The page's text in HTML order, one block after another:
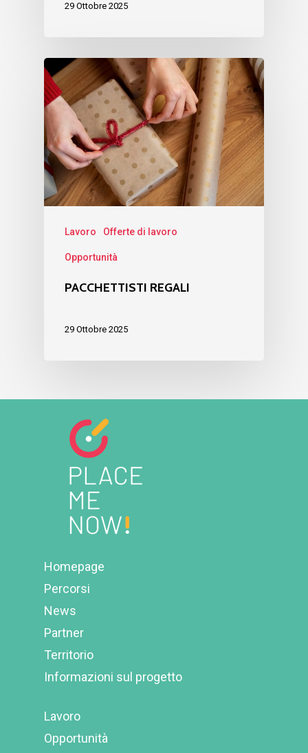
29 Ottobre 2025
Lavoro Offerte di lavoro
Opportunità
PACCHETTISTI REGALI
29 Ottobre 2025
Homepage
Percorsi
News
Partner
Territorio
Informazioni sul progetto
Lavoro
Opportunità